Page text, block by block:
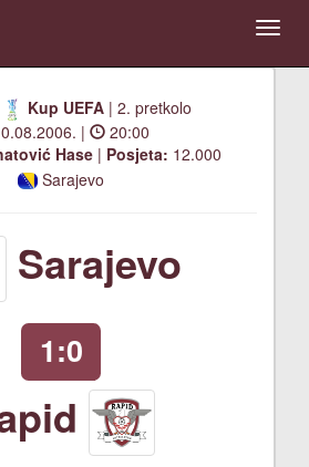
Kup UEFA | 2. pretkolo
|
20:00
Hase| Posjeta: 12.000
Sarajevo
Sarajevo
1:0